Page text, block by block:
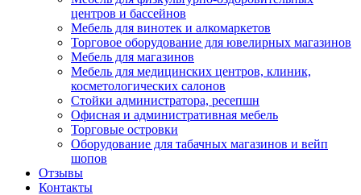
центров и бассейнов
Мебель для винотек и алкомаркетов
Торговое оборудование для ювелирных магазинов
Мебель для магазинов
Мебель для медицинских центров, клиник,
косметологических салонов
Стойки администратора, ресепшн
Офисная и административная мебель
Торговые островки
Оборудование для табачных магазинов и вейп
шопов
Отзывы
Контакты